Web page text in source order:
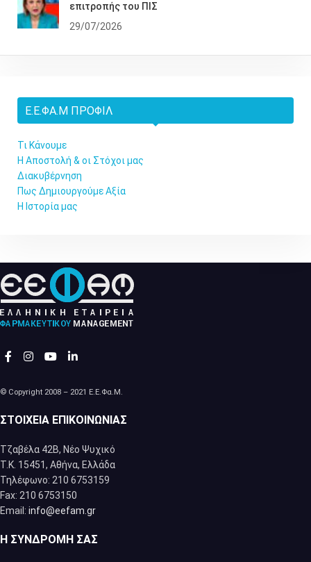
επιτροπής του ΠΙΣ
29/07/2026
Ε.Ε.ΦΑ.Μ ΠΡΟΦΊΛ
Τι Κάνουμε
Η Αποστολή & οι Στόχοι μας
Διακυβέρνηση
Πως Δημιουργούμε Αξία
Η Ιστορία μας
© Copyright 2008 – 2021 Ε.Ε.Φα.Μ.
ΣΤΟΙΧΕΊΑ ΕΠΙΚΟΙΝΩΝΊΑΣ
Τζαβέλα 42Β, Νέο Ψυχικό
Τ.Κ. 15451, Αθήνα, Eλλάδα
Τηλέφωνο: 210 6753159
Fax: 210 6753150
Email: info@eefam.gr
Η ΣΥΝΔΡΟΜΉ ΣΑΣ